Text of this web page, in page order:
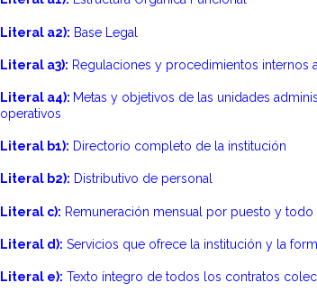
Literal a2): Base Legal
Literal a3): Regulaciones y procedimientos internos
Literal a4): Metas y objetivos de las unidades
operativos
Literal b1): Directorio completo de la institución
Literal b2): Distributivo de personal
Literal c): Remuneración mensual por puesto y todo
Literal d): Servicios que ofrece la institución y la
Literal e): Texto íntegro de todos los contratos